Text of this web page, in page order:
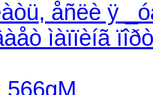
åñëè ÿ
ìàïïèíã